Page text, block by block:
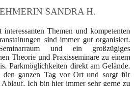
SANDRA H.
Themen und kompetenten
sind immer gut organisiert.
und ein großzügiges
Theorie und Praxisseminare zu einem
Parkmöglichkeiten direkt am Gelände.
den ganzen Tag vor Ort und sorgt für
Ablauf. Ich bin hier immer sehr gerne zu